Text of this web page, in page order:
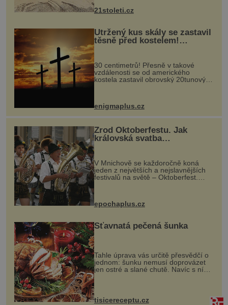
nohou, a způsobuje bole...
21stoleti.cz
Utržený kus skály se zastavil
těsně před kostelem!
Ochránila ho boží síla?
30 centimetrů! Přesně v takové
vzdálenosti se od amerického
kostela zastavil obrovský 20tunový
...
enigmaplus.cz
Zrod Oktoberfestu. Jak
královská svatba
odstartovala největší pivní
festival světa
V Mnichově se každoročně koná
jeden z největších a nejslavnějších
festivalů na světě – Oktoberfest.
návštěvníků, kteří si vychutnávají
kultur...
epochaplus.cz
Šťavnatá pečená šunka
Tahle úprava vás určitě přesvědčí o
jednom: šunku nemusí doprovázet
jen ostré a slané chutě. Navíc s ní
nakrmíte poměrně hodně hladových
krků. Ingredience sádlo 3 kg šunky
vcelku 3 stroužky česneku hl...
tisicereceptu.cz